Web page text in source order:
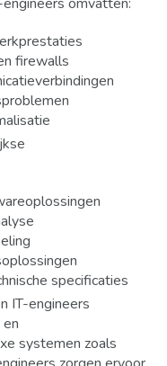
firewalls
specificaties
IT-engineers
en
systemen zoals